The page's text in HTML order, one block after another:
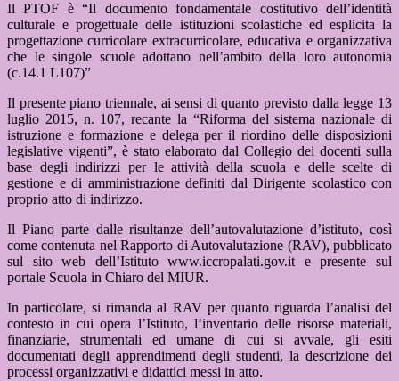
Il PTOF è “Il documento fondamentale costitutivo dell’identità
culturale e progettuale delle istituzioni scolastiche ed esplicita la
progettazione curricolare extracurricolare, educativa e organizzativa
che le singole scuole adottano nell’ambito della loro autonomia
(c.14.1 L107)”
Il presente piano triennale, ai sensi di quanto previsto dalla legge 13
luglio 2015, n. 107, recante la “Riforma del sistema nazionale di
istruzione e formazione e delega per il riordino delle disposizioni
legislative vigenti”, è stato elaborato dal Collegio dei docenti sulla
base degli indirizzi per le attività della scuola e delle scelte di
gestione e di amministrazione definiti dal Dirigente scolastico con
proprio atto di indirizzo.
Il Piano parte dalle risultanze dell’autovalutazione d’istituto, così
come contenuta nel Rapporto di Autovalutazione (RAV), pubblicato
sul sito web dell’Istituto www.iccropalati.gov.it e presente sul
portale Scuola in Chiaro del MIUR.
In particolare, si rimanda al RAV per quanto riguarda l’analisi del
contesto in cui opera l’Istituto, l’inventario delle risorse materiali,
finanziarie, strumentali ed umane di cui si avvale, gli esiti
documentati degli apprendimenti degli studenti, la descrizione dei
processi organizzativi e didattici messi in atto.